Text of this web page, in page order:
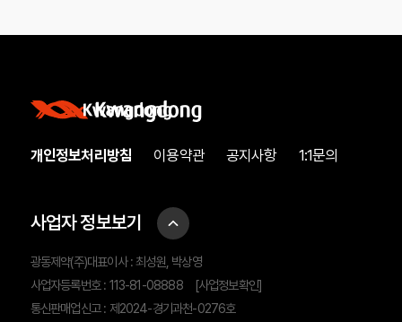
개인정보처리방침 이용약관 공지사항 1:1문의
사업자 정보보기
광동제약(주)대표이사 : 최성원, 박상영
사업자등록번호 : 113-81-08888
[사업정보확인]
통신판매업신고 : 제2024-경기과천-0276호